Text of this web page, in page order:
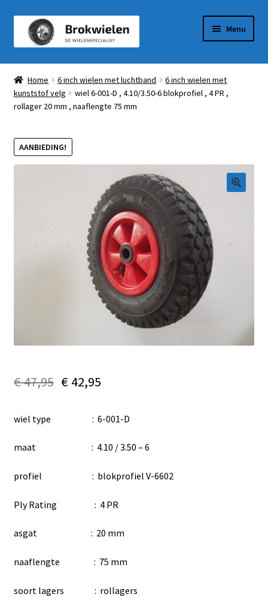
door
navigatie
naar
inhoud
Menu
Winkel
Winkelmandje
Mijn Account
Home 6 inch wielen met luchtband
6 inch wielen met
kunststof velg
wiel 6-001-D , 4.10/3.50-6 blokprofiel , 4 PR ,
rollager 20 mm , naaflengte 75 mm
AANBIEDING!
€47,95 € 42,95
wiel type : 6-001-D
maat : 4.10 / 3.50 – 6
profiel : blokprofiel V-6602
Ply Rating : 4 PR
asgat : 20 mm
naaflengte : 75 mm
soort lagers : rollagers